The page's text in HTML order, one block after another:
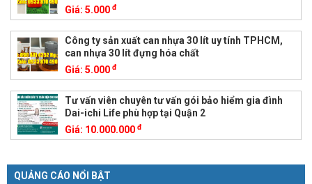
Giá: 5.000 đ
Công ty sản xuất can nhựa 30 lít uy tính TPHCM,
can nhựa 30 lít đựng hóa chất
Giá: 5.000 đ
Tư vấn viên chuyên tư vấn gói bảo hiểm gia đình
Dai-ichi Life phù hợp tại Quận 2
Giá: 10.000.000 đ
QUẢNG CÁO NỔI BẬT